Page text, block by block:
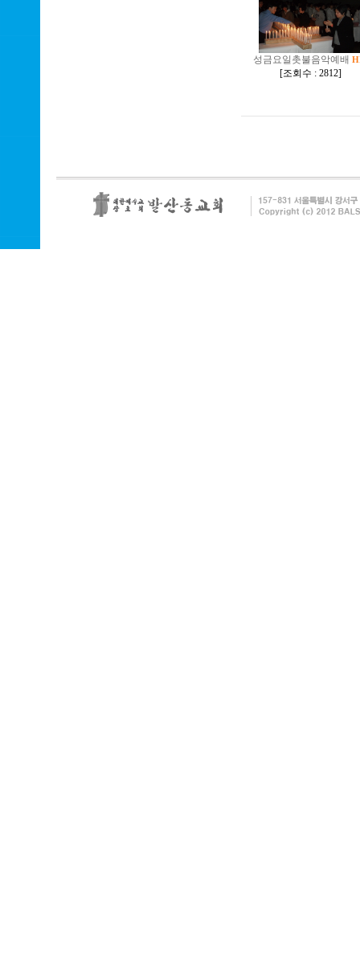
성금요일촛불음악예배
[조회수 : 2812]